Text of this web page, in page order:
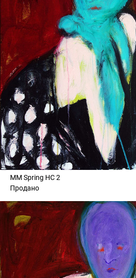
MM Spring HC 2
Продано